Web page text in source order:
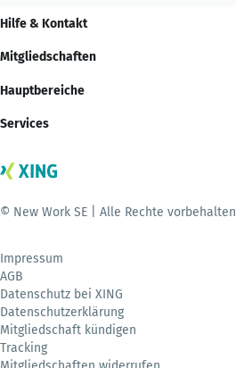
Hilfe & Kontakt
Mitgliedschaften
Hauptbereiche
Services
© New Work SE | Alle Rechte vorbehalten
Impressum
AGB
Datenschutz bei XING
Datenschutzerklärung
Mitgliedschaft kündigen
Tracking